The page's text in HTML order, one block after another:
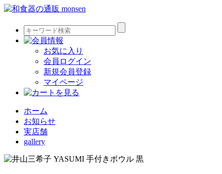
お気に入り
会員ログイン
新規会員登録
マイページ
ホーム
お知らせ
実店舗
gallery